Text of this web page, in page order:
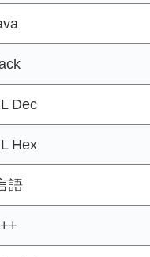
Dec
Hex
語